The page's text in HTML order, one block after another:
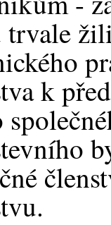
trvale
k